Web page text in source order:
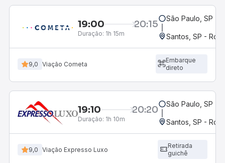
19:00 20:15
Duração: 1h 15m
São Paulo, SP -
Santos, SP -
9,0 Viação Cometa
Embarque
direto
19:10 20:20
Duração: 1h 10m
São Paulo, SP -
Santos, SP -
9,0 Viação Expresso Luxo
Retirada
guichê